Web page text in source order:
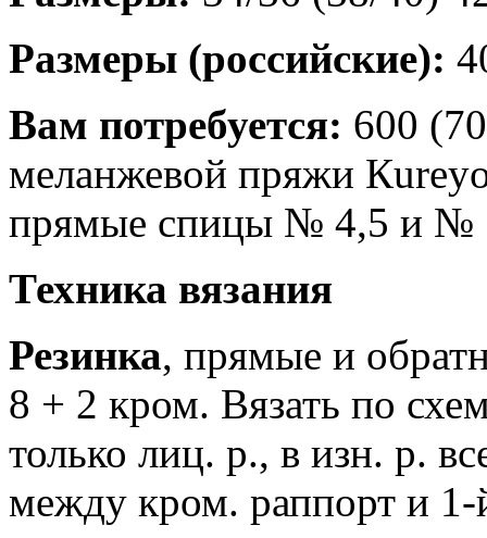
Размеры (российские):
Вам потребуется: 600
меланжевой пряжи
прямые спицы № 4,5 и №
Техника вязания
Резинка, прямые и
8 + 2 кром. Вязать по
только лиц. р., в изн. р.
между кром. раппорт и